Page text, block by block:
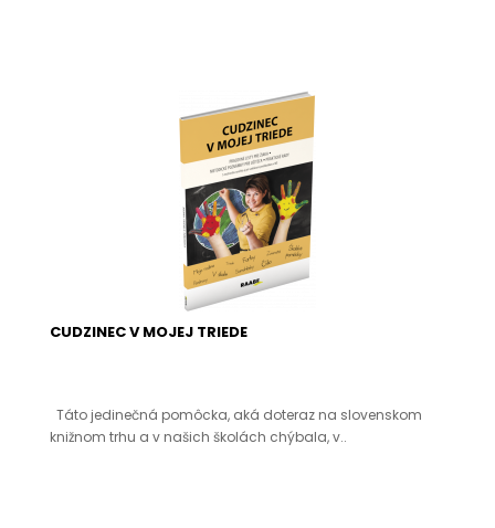
CUDZINEC V MOJEJ TRIEDE
Táto jedinečná pomôcka, aká doteraz na slovenskom
knižnom trhu a v našich školách chýbala, v..